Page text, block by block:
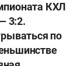
КХЛ
3:2.
по